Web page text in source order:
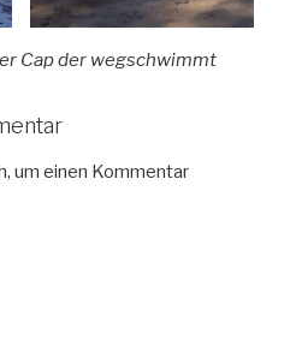
Cap der wegschwimmt
um einen Kommentar